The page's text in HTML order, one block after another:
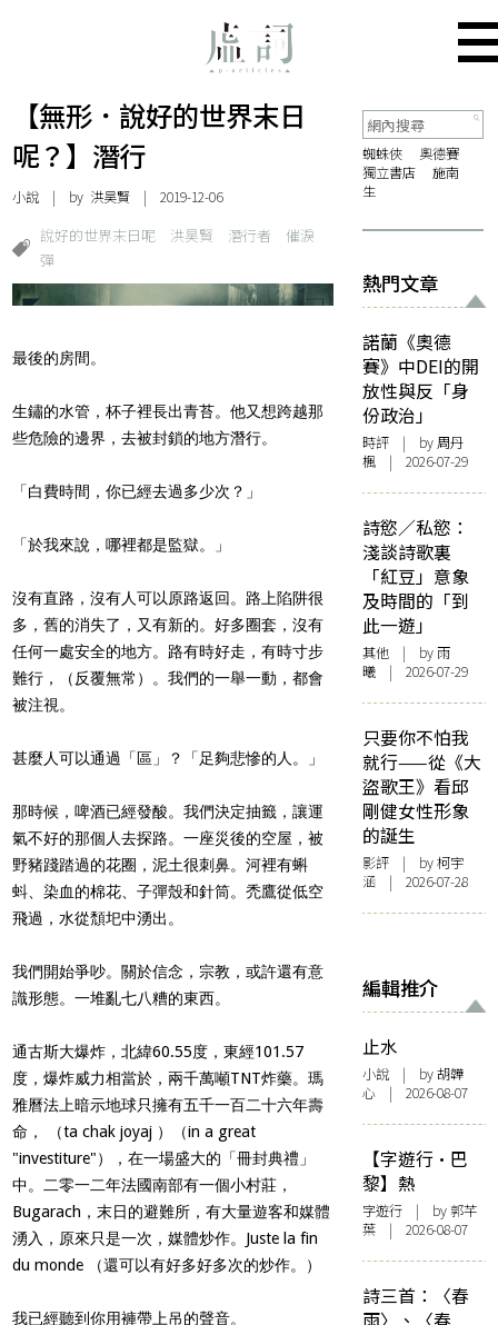
【無形．說好的世界末日
呢？】潛行
小說 | by 洪昊賢 | 2019-12-06
說好的世界末日呢 洪昊賢 潛行者
催淚
彈
最後的房間。
生鏽的水管，杯子裡長出青苔。他又想跨越那
些危險的邊界，去被封鎖的地方潛行。
「白費時間，你已經去過多少次？」
「於我來說，哪裡都是監獄。」
沒有直路，沒有人可以原路返回。路上陷阱很
多，舊的消失了，又有新的。好多圈套，沒有
任何一處安全的地方。路有時好走，有時寸步
難行，（反覆無常）。我們的一舉一動，都會
被注視。
甚麼人可以通過「區」？「足夠悲慘的人。」
那時候，啤酒已經發酸。我們決定抽籤，讓運
氣不好的那個人去探路。一座災後的空屋，被
野豬踐踏過的花圈，泥土很刺鼻。河裡有蝌
蚪、染血的棉花、子彈殼和針筒。禿鷹從低空
飛過，水從頹圯中湧出。
我們開始爭吵。關於信念，宗教，或許還有意
識形態。一堆亂七八糟的東西。
通古斯大爆炸，北緯60.55度，東經101.57
度，爆炸威力相當於，兩千萬噸TNT炸藥。瑪
雅曆法上暗示地球只擁有五千一百二十六年壽
命， （ta chak joyaj ）（in a great
"investiture"），在一場盛大的「冊封典禮」
中。二零一二年法國南部有一個小村莊，
Bugarach，末日的避難所，有大量遊客和媒體
湧入，原來只是一次，媒體炒作。Juste la fin
du monde （還可以有好多好多次的炒作。）
我已經聽到你用褲帶上吊的聲音。
蜘蛛俠
奧德賽
獨立書店
施南
生
熱門文章
諾蘭《奧德
賽》中DEI的開
放性與反「身
份政治」
時評 | by周丹
楓 | 2026-07-29
詩慾／私慾：
淺談詩歌裏
「紅豆」意象
及時間的「到
此一遊」
其他 | by 雨
曦 | 2026-07-29
只要你不怕我
就行——從《大
盜歌王》看邱
剛健女性形象
的誕生
影評 | by 柯宇
涵 | 2026-07-28
編輯推介
止水
小說 | by 胡韡
心 | 2026-08-07
【字遊行·巴
黎】熱
字遊行 | by 郭芊
葉 | 2026-08-07
詩三首：〈春